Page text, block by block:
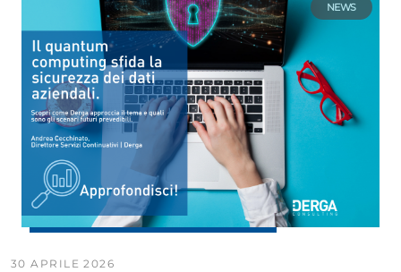
NEWS
30 APRILE 2026